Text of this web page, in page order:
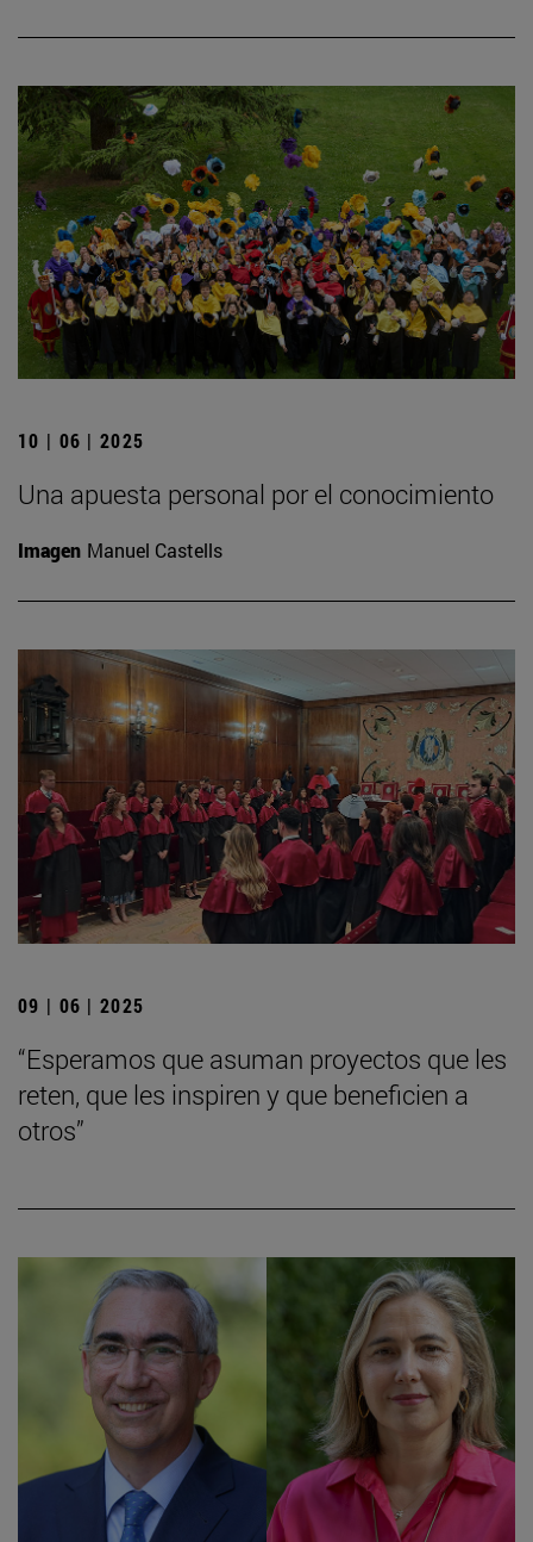
10 | 06 | 2025
Una apuesta personal por el conocimiento
Imagen Manuel Castells
09 | 06 | 2025
“Esperamos que asuman proyectos que les
reten, que les inspiren y que beneficien a
otros”